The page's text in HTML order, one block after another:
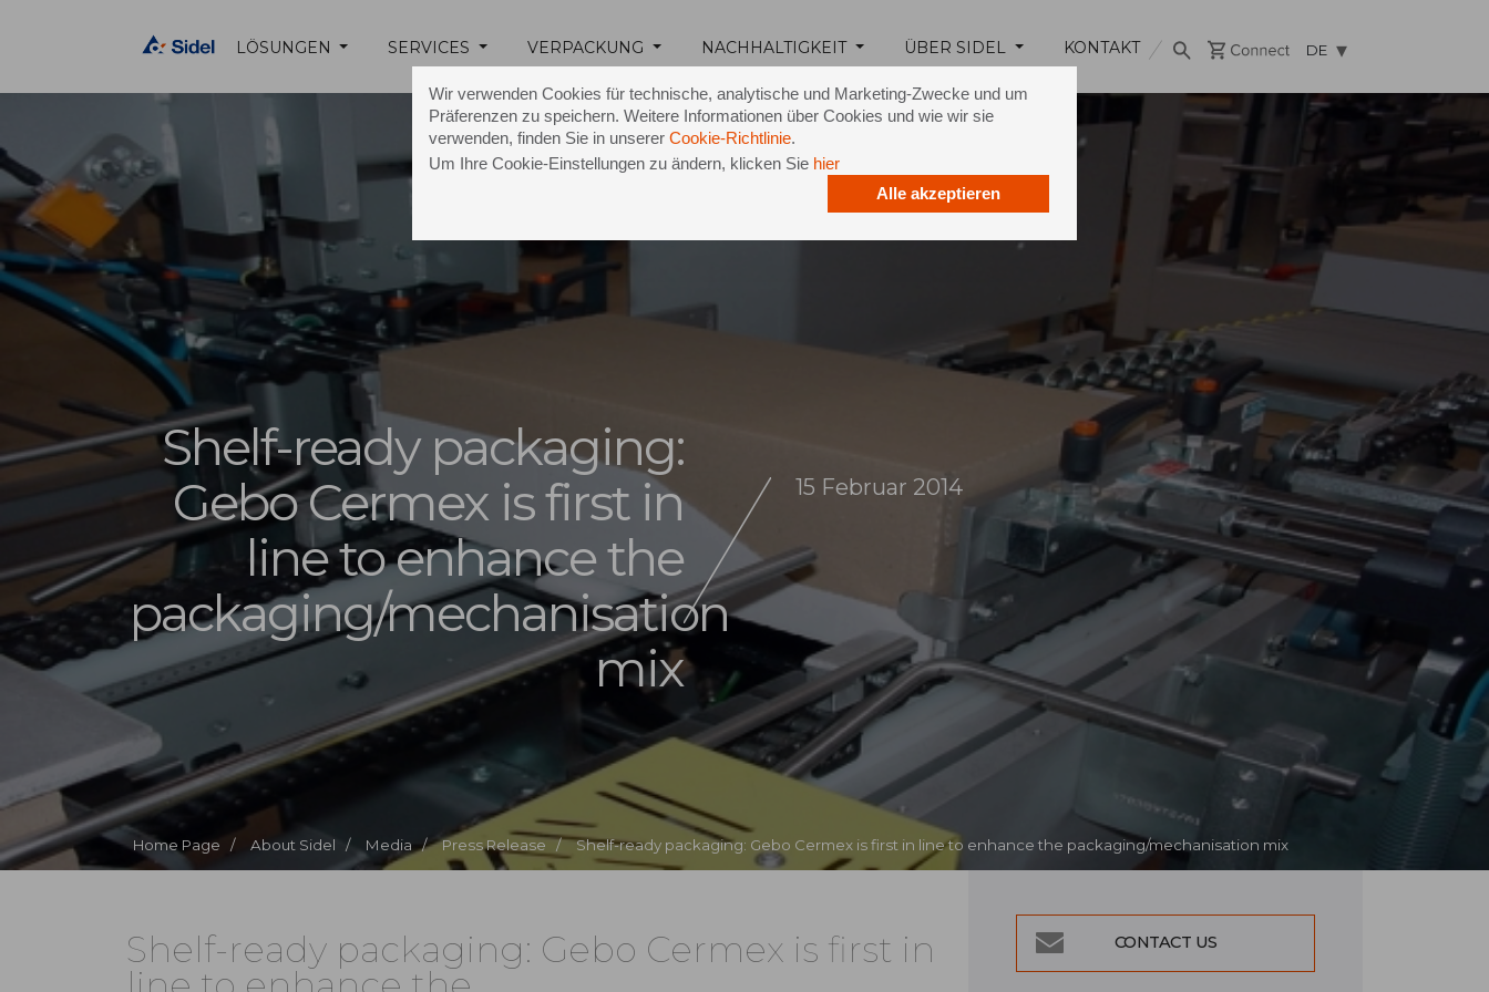
Wir verwenden Cookies für technische, analytische und Marketing-Zwecke und um
Präferenzen zu speichern. Weitere Informationen über Cookies und wie wir sie
verwenden, finden Sie in unserer Cookie-Richtlinie.
Um Ihre Cookie-Einstellungen zu ändern, klicken Sie hier
Alle akzeptieren
LÖSUNGEN SERVICES VERPACKUNG NACHHALTIGKEIT ÜBER SIDEL KONTAKT DE
Home Page / About Sidel / Media / Press Release / Shelf-ready packaging: Gebo Cermex is first in line to enhance the packaging/mechanisation mix
Shelf-ready packaging:
Gebo Cermex is first in
line to enhance the
packaging/mechanisation
mix
15 Februar 2014
Shelf-ready packaging: Gebo Cermex is first in
CONTACT US